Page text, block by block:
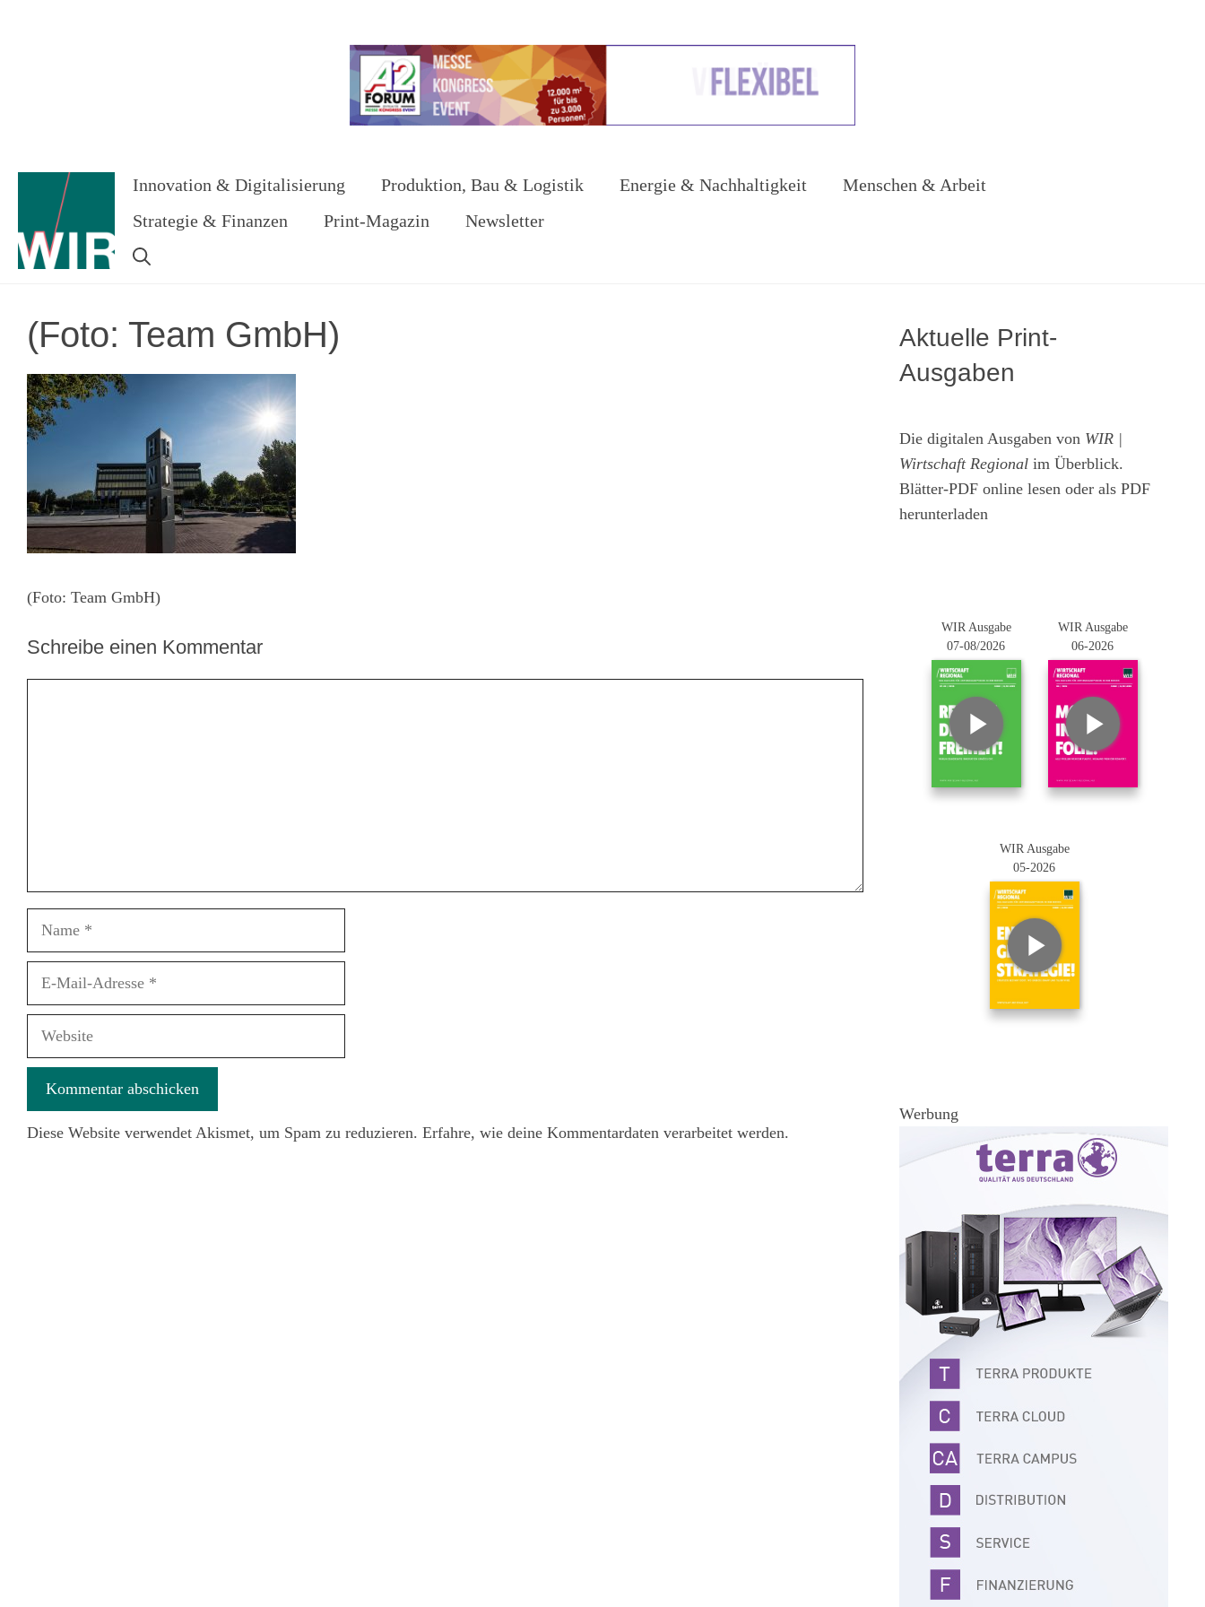
Innovation & Digitalisierung Produktion, Bau & Logistik Energie & Nachhaltigkeit
Menschen & Arbeit
Strategie & Finanzen
Print-Magazin Newsletter
(Foto: Team GmbH)
(Foto: Team GmbH)
Schreibe einen Kommentar
Name
Website
Diese Website verwendet Akismet, um Spam zu reduzieren. Erfahre, wie deine Kommentardaten verarbeitet werden.
Aktuelle Print-
Ausgaben
Die digitalen Ausgaben von WIR |
Wirtschaft Regional im Überblick.
Blätter-PDF online lesen oder als PDF
herunterladen
WIR Ausgabe
07-08/2026
WIR Ausgabe
06-2026
WIR Ausgabe
05-2026
Werbung